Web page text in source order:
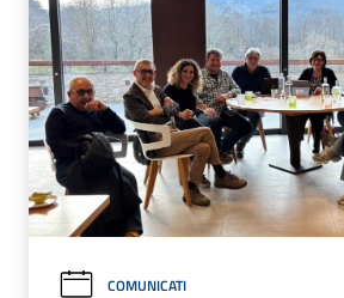
COMUNICATI